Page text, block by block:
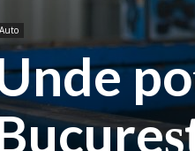
Auto